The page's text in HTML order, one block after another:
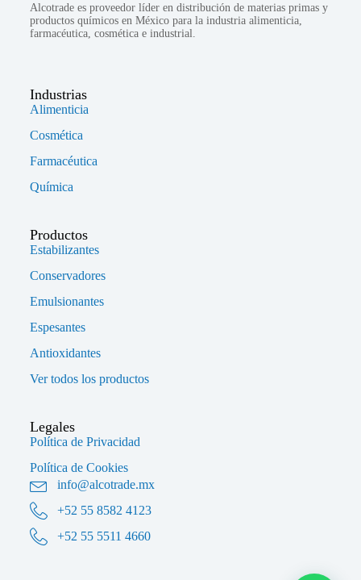
Alcotrade es proveedor líder en distribución de materias primas y
productos químicos en México para la industria alimenticia,
farmacéutica, cosmética e industrial.
Industrias
Alimenticia
Cosmética
Farmacéutica
Química
Productos
Estabilizantes
Conservadores
Emulsionantes
Espesantes
Antioxidantes
Ver todos los productos
Legales
Política de Privacidad
Política de Cookies
info@alcotrade.mx
+52 55 8582 4123
+52 55 5511 4660